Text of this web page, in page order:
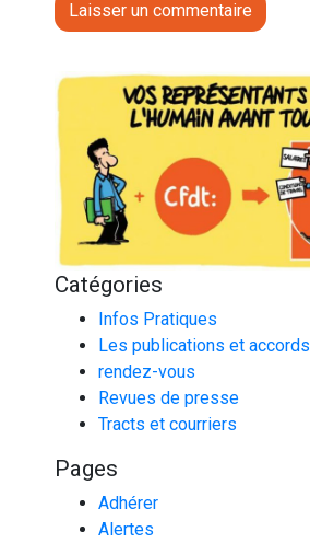
Catégories
Infos Pratiques
Les publications et accords
rendez-vous
Revues de presse
Tracts et courriers
Pages
Adhérer
Alertes